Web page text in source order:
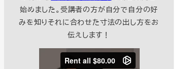
始めました。受講者の方が自分で自分の好
みを知りそれに合わせた寸法の出し方をお
伝えします！